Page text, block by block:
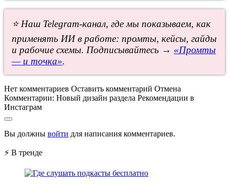
⭐ Наш Telegram-канал, где мы показываем, как
применять ИИ в работе: промты, кейсы, гайды
и рабочие схемы. Подписывайтесь → «Промты
— и точка».
Нет комментариев Оставить комментарий Отмена
Комментарии: Новый дизайн раздела Рекомендации в
Инстаграм
Вы должны войти для написания комментариев.
⚡ В тренде